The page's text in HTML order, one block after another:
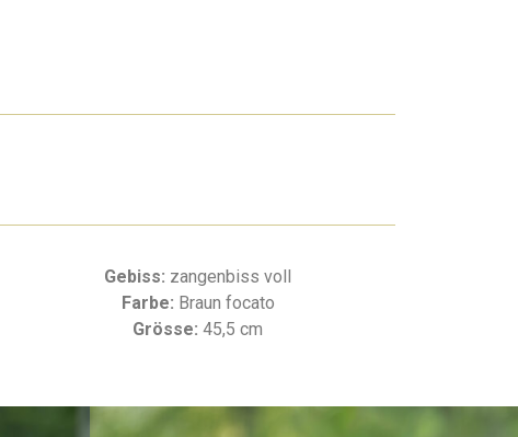
Gebiss: zangenbiss voll
Farbe: Braun focato
Grösse: 45,5 cm